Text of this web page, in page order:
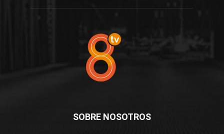
SOBRE NOSOTROS